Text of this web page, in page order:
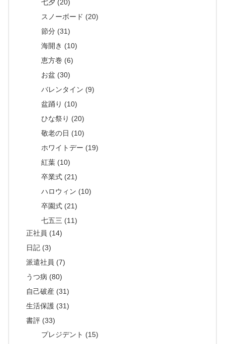
七夕 (20)
スノーボード (20)
節分 (31)
海開き (10)
恵方巻 (6)
お盆 (30)
バレンタイン (9)
盆踊り (10)
ひな祭り (20)
敬老の日 (10)
ホワイトデー (19)
紅葉 (10)
卒業式 (21)
ハロウィン (10)
卒園式 (21)
七五三 (11)
正社員 (14)
日記 (3)
派遣社員 (7)
うつ病 (80)
自己破産 (31)
生活保護 (31)
書評 (33)
プレジデント (15)